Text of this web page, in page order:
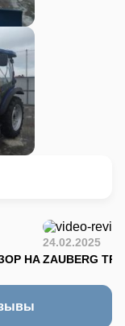
выслал
Трактор
Атртёму
эту
Сейчас
НА
24.02.2025
ZAUBERG